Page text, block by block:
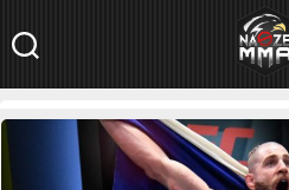
NaszeMMA.pl»Aktualności»Świat»
z Teixeirą: Muszę być